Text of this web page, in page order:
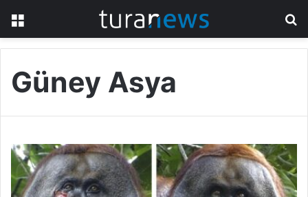
Güney Asya